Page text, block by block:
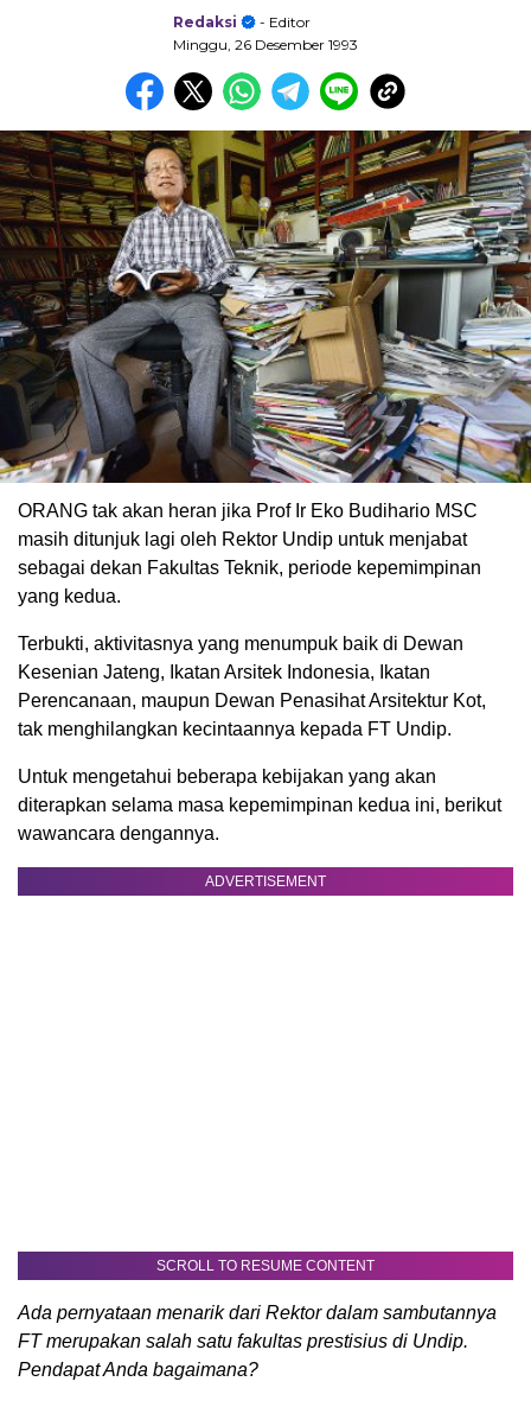
Redaksi
- Editor
Minggu, 26 Desember 1993
ORANG tak akan heran jika Prof Ir Eko Budihario MSC
masih ditunjuk lagi oleh Rektor Undip untuk menjabat
sebagai dekan Fakultas Teknik, periode kepemimpinan
yang kedua.
Terbukti, aktivitasnya yang menumpuk baik di Dewan
Kesenian Jateng, Ikatan Arsitek Indonesia, Ikatan
Perencanaan, maupun Dewan Penasihat Arsitektur Kot,
tak menghilangkan kecintaannya kepada FT Undip.
Untuk mengetahui beberapa kebijakan yang akan
diterapkan selama masa kepemimpinan kedua ini, berikut
wawancara dengannya.
ADVERTISEMENT
SCROLL TO RESUME CONTENT
Ada pernyataan menarik dari Rektor dalam sambutannya
FT merupakan salah satu fakultas prestisius di Undip.
Pendapat Anda bagaimana?